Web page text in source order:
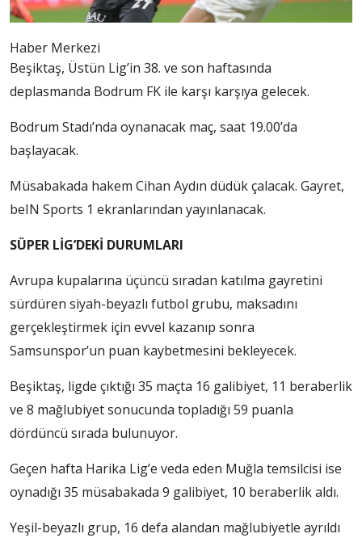
Haber Merkezi
Beşiktaş, Üstün Lig’in 38. ve son haftasında
deplasmanda Bodrum FK ile karşı karşıya gelecek.
Bodrum Stadı’nda oynanacak maç, saat 19.00’da
başlayacak.
Müsabakada hakem Cihan Aydın düdük çalacak. Gayret,
beIN Sports 1 ekranlarından yayınlanacak.
SÜPER LİG’DEKİ DURUMLARI
Avrupa kupalarına üçüncü sıradan katılma gayretini
sürdüren siyah-beyazlı futbol grubu, maksadını
gerçekleştirmek için evvel kazanıp sonra
Samsunspor’un puan kaybetmesini bekleyecek.
Beşiktaş, ligde çıktığı 35 maçta 16 galibiyet, 11 beraberlik
ve 8 mağlubiyet sonucunda topladığı 59 puanla
dördüncü sırada bulunuyor.
Geçen hafta Harika Lig’e veda eden Muğla temsilcisi ise
oynadığı 35 müsabakada 9 galibiyet, 10 beraberlik aldı.
Yeşil-beyazlı grup, 16 defa alandan mağlubiyetle ayrıldı